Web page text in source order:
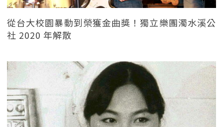
從台大校園暴動到榮獲金曲獎！獨立樂團濁水溪公
社 2020 年解散